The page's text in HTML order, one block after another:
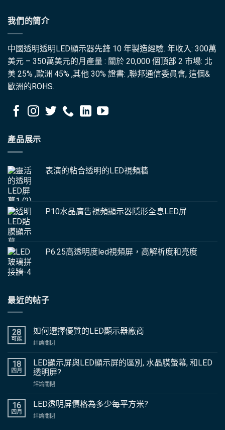
我們的簡介
中國透明透明LED顯示器先鋒 10 年製造經驗. 年收入: 300萬
美元 – 350萬美元的月產量 : 關於 20,000 個頂部 2 市場: 北
美 25% ,歐洲 45% ,其他 30% 證書: ,聯邦通信委員會, 這個&
歐洲的ROHS.
產品展示
表演的粘合透明的LED視頻牆
P10水晶廣告視頻顯示器隱形全息LED屏
P6.25高透明度led視頻屏，高解析度和亮度
最近的帖子
28
可能
如何選擇優質的LED顯示器廠商
評論關閉
何
選
擇
優
的
顯
18
四月
LED顯示屏與LED顯示屏的區別, 水晶膜螢幕, 和LED
透明屏?
評論關閉
顯
示
屏
16
四月
LED透明屏價格為多少每平方米?
評論關閉